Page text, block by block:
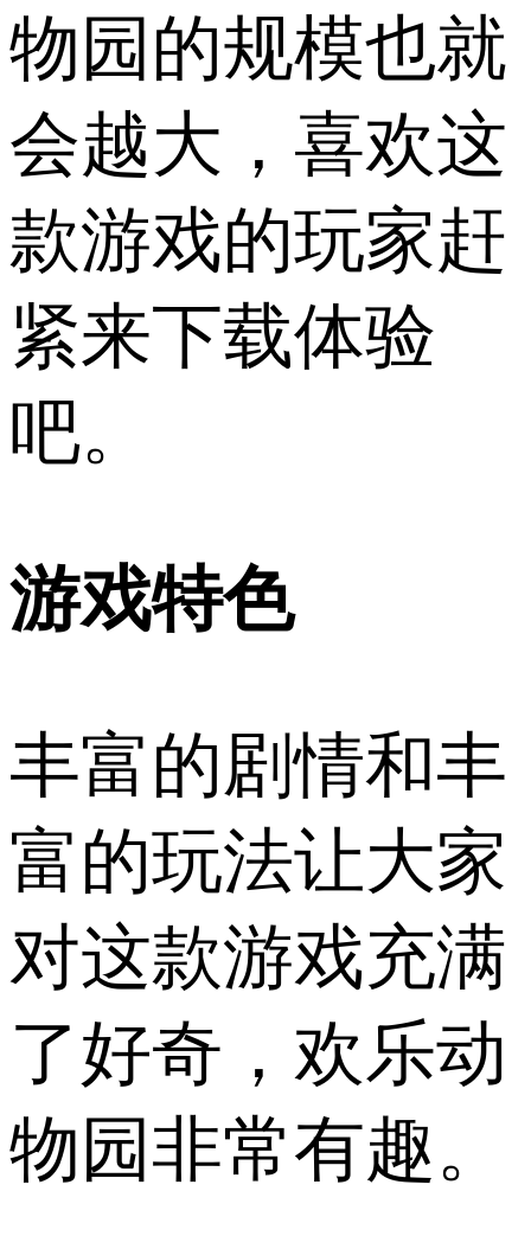
物园的规模也就
会越大，喜欢这
款游戏的玩家赶
紧来下载体验
吧。
游戏特色
丰富的剧情和丰
富的玩法让大家
对这款游戏充满
了好奇，欢乐动
物园非常有趣。